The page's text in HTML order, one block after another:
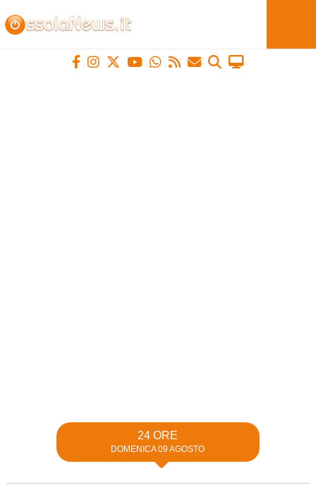
24 ORE
DOMENICA 09 AGOSTO